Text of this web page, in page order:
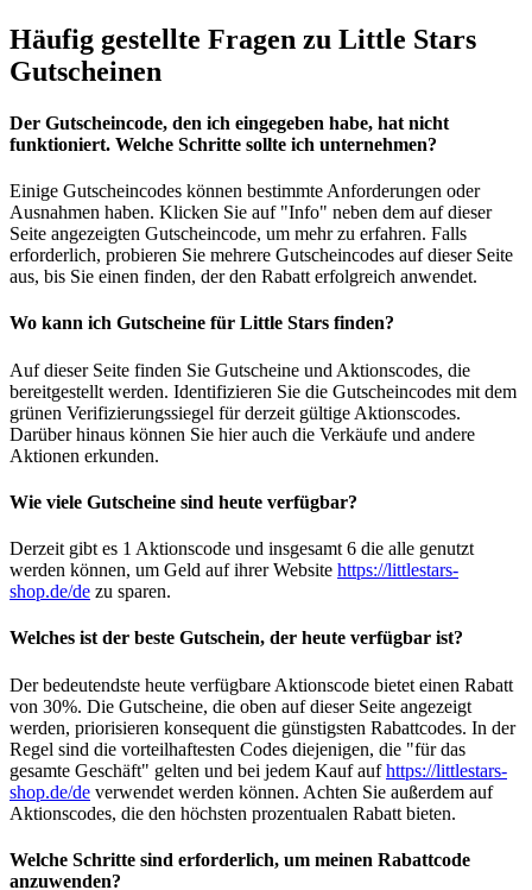
Häufig gestellte Fragen zu Little Stars
Gutscheinen
Der Gutscheincode, den ich eingegeben habe, hat nicht
funktioniert. Welche Schritte sollte ich unternehmen?
Einige Gutscheincodes können bestimmte Anforderungen oder
Ausnahmen haben. Klicken Sie auf "Info" neben dem auf dieser
Seite angezeigten Gutscheincode, um mehr zu erfahren. Falls
erforderlich, probieren Sie mehrere Gutscheincodes auf dieser Seite
aus, bis Sie einen finden, der den Rabatt erfolgreich anwendet.
Wo kann ich Gutscheine für Little Stars finden?
Auf dieser Seite finden Sie Gutscheine und Aktionscodes, die
bereitgestellt werden. Identifizieren Sie die Gutscheincodes mit dem
grünen Verifizierungssiegel für derzeit gültige Aktionscodes.
Darüber hinaus können Sie hier auch die Verkäufe und andere
Aktionen erkunden.
Wie viele Gutscheine sind heute verfügbar?
Derzeit gibt es 1 Aktionscode und insgesamt 6 die alle genutzt
werden können, um Geld auf ihrer Website https://littlestars-
shop.de/de zu sparen.
Welches ist der beste Gutschein, der heute verfügbar ist?
Der bedeutendste heute verfügbare Aktionscode bietet einen Rabatt
von 30%. Die Gutscheine, die oben auf dieser Seite angezeigt
werden, priorisieren konsequent die günstigsten Rabattcodes. In der
Regel sind die vorteilhaftesten Codes diejenigen, die "für das
gesamte Geschäft" gelten und bei jedem Kauf aufhttps://littlestars-
shop.de/de verwendet werden können. Achten Sie außerdem auf
Aktionscodes, die den höchsten prozentualen Rabatt bieten.
Welche Schritte sind erforderlich, um meinen Rabattcode
anzuwenden?